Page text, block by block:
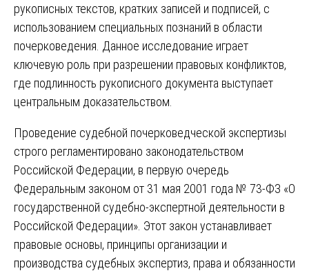
рукописных текстов, кратких записей и подписей, с
использованием специальных познаний в области
почерковедения. Данное исследование играет
ключевую роль при разрешении правовых конфликтов,
где подлинность рукописного документа выступает
центральным доказательством.
Проведение судебной почерковедческой экспертизы
строго регламентировано законодательством
Российской Федерации, в первую очередь
Федеральным законом от 31 мая 2001 года № 73-ФЗ «О
государственной судебно-экспертной деятельности в
Российской Федерации». Этот закон устанавливает
правовые основы, принципы организации и
производства судебных экспертиз, права и обязанности